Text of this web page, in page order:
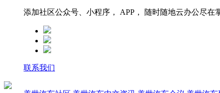
添加社区公众号、小程序， APP， 随时随地云办公尽在
联系我们